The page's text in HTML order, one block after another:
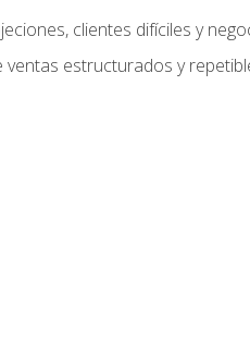
clientes difíciles y
estructurados y